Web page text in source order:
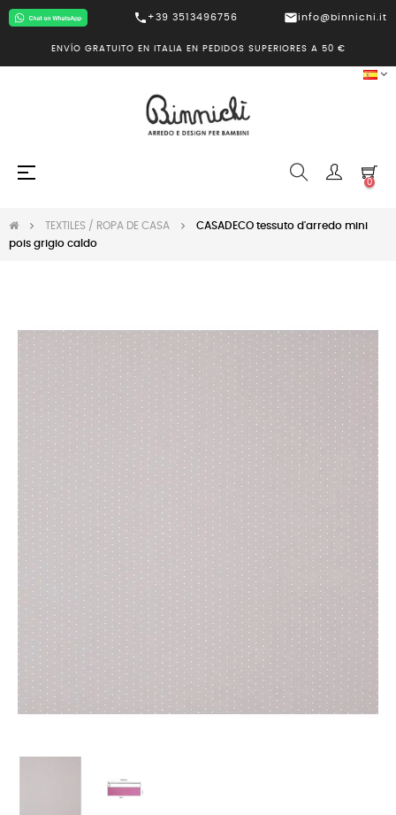
call +39 3513496756 mailinfo@binnichi.it
ENVÍO GRATUITO EN ITALIA EN PEDIDOS SUPERIORES A 50 €
Navegación
☰
0
TEXTILES / ROPA DE CASA
CASADECO tessuto d'arredo mini
pois grigio caldo